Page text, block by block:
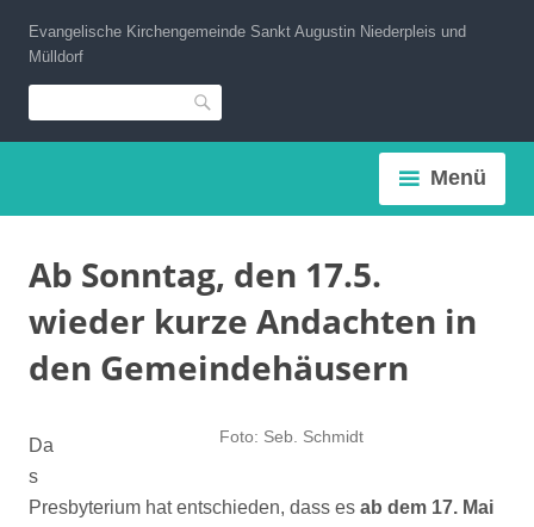
Inhalt
springen
Evangelische Kirchengemeinde Sankt Augustin Niederpleis und
Mülldorf
Suche
Menü
Ab Sonntag, den 17.5.
wieder kurze Andachten in
den Gemeindehäusern
Foto: Seb. Schmidt
Da
s
Presbyterium hat entschieden, dass es ab dem 17. Mai